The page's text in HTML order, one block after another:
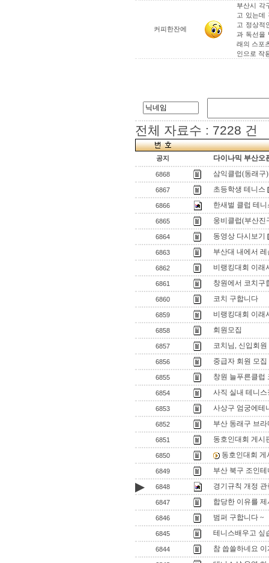
커피한잔에
부산시 각
고 있는데
고 정상적
과 독선을
래의 스포
인으로 작
전체 자료수 : 7228 건
공지 다이나믹 부산오
6868 삼익클럽(동래구
6867 초등학생 테니스
6866 한새벌 클럽 테
6865 웅비클럽(부산진
6864 동영상 다시보기
6863 부산대 내에서
6862 비랭킹대회 이래
6861 창원에서 코치구
6860 코치 구합니다
6859 비랭킹대회 이래
6858 회원모집
6857 코치님, 신입회
6856 중급자 회원 모집
6855 창원 늘푸른클럽
6854 사직 실내 테니
6853 사상구 엄궁에테
6852 부산 동래구 브
6851 동호인대회 게시
6850 동호인대회
6849 부산 북구 조인
▶ 6848 경기규칙 개정
6847 합당한 이유를
6846 범퍼 구합니다 ~
6845 테니스배우고 싶
6844 참 씁쓸하네요